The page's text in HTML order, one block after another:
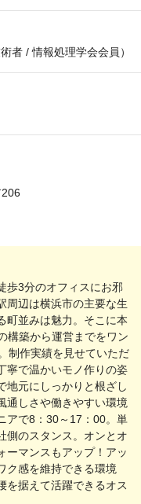
者 / 情報処理学会会員）
歩3分のオフィスにお邪
周辺は横浜市の主要な生
町並みは魅力。そこに本
構築から運営までをワン
制作実績を見せていただ
寧で温かいモノ作りの姿
地元にしっかりと根ざし
通しさや働きやすい環境
アで8：30～17：00。単
側のスタンス。オンとオ
ーマンスもアップ！アッ
ク感を維持できる環境
を据えて活躍できるオス